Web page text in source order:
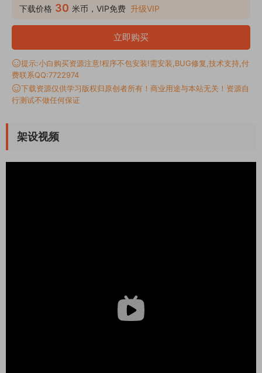
下载价格 30 米币，VIP免费 升级VIP
立即购买
提示:小白购买资源注意!程序不包安装!需安装,BUG修复,技术支持,付
费联系QQ:7722974
下载资源仅供学习版权归原创者所有！商业用途与本站无关！资源自
行测试不做任何保证
架设视频